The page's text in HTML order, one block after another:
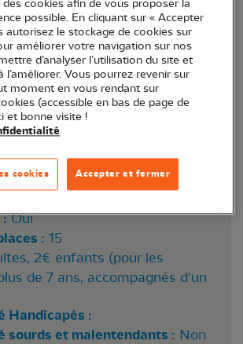
d'Europe © Didier Barraud
(37)
:Oui
: 15
2€ enfants (pour les
de 7 ans, accompagnés d'un
Handicapés :
sourds et malentendants : Non
cookies afin de vous proposer la
possible. En cliquant sur « Accepter
autorisez le stockage de cookies sur
améliorer votre navigation sur nos
d’analyser l’utilisation du site et
l’améliorer. Vous pourrez revenir sur
moment en vous rendant sur
(accessible en bas de page de
et bonne visite !
Accepter et fermer
cookies